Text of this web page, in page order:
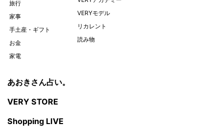
旅行
家事
手土産・ギフト
お金
家電
VERYモデル
リカレント
読み物
あおきさん占い。
VERY STORE
Shopping LIVE